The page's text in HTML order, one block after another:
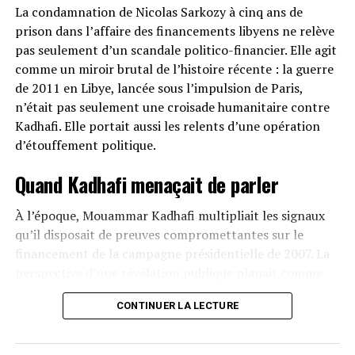
Présenter ZOA comme un média « par les jeunes
Africains » quand il est financé et piloté en arrière-plan
par l’État français est une insulte à l’intelligence de
cette jeunesse africaine qui réclame avant tout
autonomie et souveraineté.
Cette démarche trahit une profonde condescendance :
celle d’un pays qui se croit encore indispensable à
réclament haut et fort de parler pour eux-mêmes.
Une stratégie désespérée face à la perte
de crédibilité
hémorragie. Face au discrédit total de France 24 et RFI,
accusés d’être des relais de propagande française et
La condamnation de Nicolas Sarkozy à cinq ans de
prison dans l’affaire des financements libyens ne relève
pas seulement d’un scandale politico-financier. Elle agit
comme un miroir brutal de l’histoire récente : la guerre
de 2011 en Libye, lancée sous l’impulsion de Paris,
n’était pas seulement une croisade humanitaire contre
Kadhafi. Elle portait aussi les relents d’une opération
d’étouffement politique.
Quand Kadhafi menaçait de parler
À l’époque, Mouammar Kadhafi multipliait les signaux
qu’il disposait de preuves compromettantes sur le
financement de la campagne présidentielle de 2007. La
une épée de Damoclès sur l’Élysée. L’intervention
militaire, sous couvert de protéger la population civile, a
dirigeant devenu trop gênant.
CONTINUER LA LECTURE